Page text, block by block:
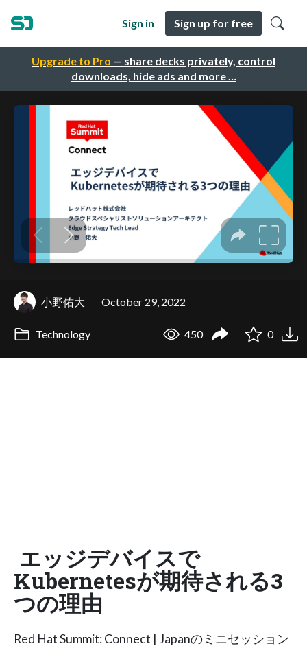
Upgrade to Pro — share decks privately, control
downloads, hide ads and more …
Sign in Sign up for free
小野佑大 October 29, 2022
Technology 450 0
エッジデバイスで
Kubernetesが期待される3
つの理由
Red Hat Summit: Connect | Japanのミニセッション